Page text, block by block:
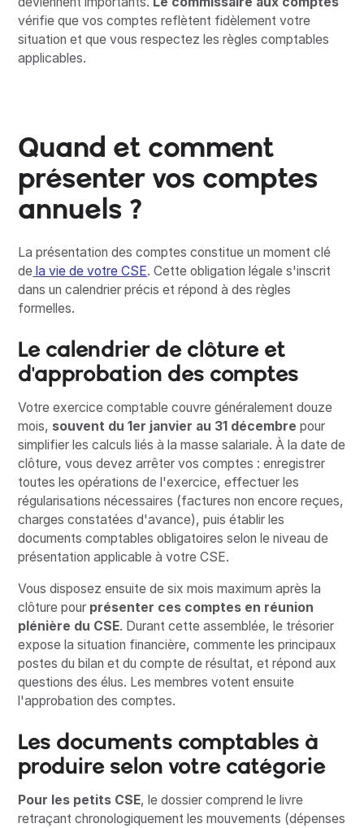
vérifie que vos comptes reflètent fidèlement votre
situation et que vous respectez les règles comptables
applicables.
Quand et comment
présenter vos comptes
annuels ?
La présentation des comptes constitue un moment clé
de la vie de votre CSE. Cette obligation légale s'inscrit
dans un calendrier précis et répond à des règles
formelles.
Le calendrier de clôture et
d'approbation des comptes
Votre exercice comptable couvre généralement douze
mois, souvent du 1er janvier au 31 décembre pour
simplifier les calculs liés à la masse salariale. À la date de
clôture, vous devez arrêter vos comptes : enregistrer
toutes les opérations de l'exercice, effectuer les
régularisations nécessaires (factures non encore reçues,
charges constatées d'avance), puis établir les
documents comptables obligatoires selon le niveau de
présentation applicable à votre CSE.
Vous disposez ensuite de six mois maximum après la
clôture pour présenter ces comptes en réunion
plénière du CSE. Durant cette assemblée, le trésorier
expose la situation financière, commente les principaux
postes du bilan et du compte de résultat, et répond aux
questions des élus. Les membres votent ensuite
l'approbation des comptes.
Les documents comptables à
produire selon votre catégorie
Pour les petits CSE, le dossier comprend le livre
retraçant chronologiquement les mouvements (dépenses